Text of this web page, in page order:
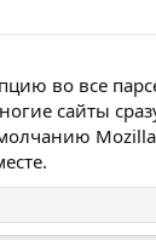
во все
сайты